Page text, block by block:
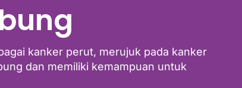
kanker perut, merujuk pada kanker
dan memiliki kemampuan untuk